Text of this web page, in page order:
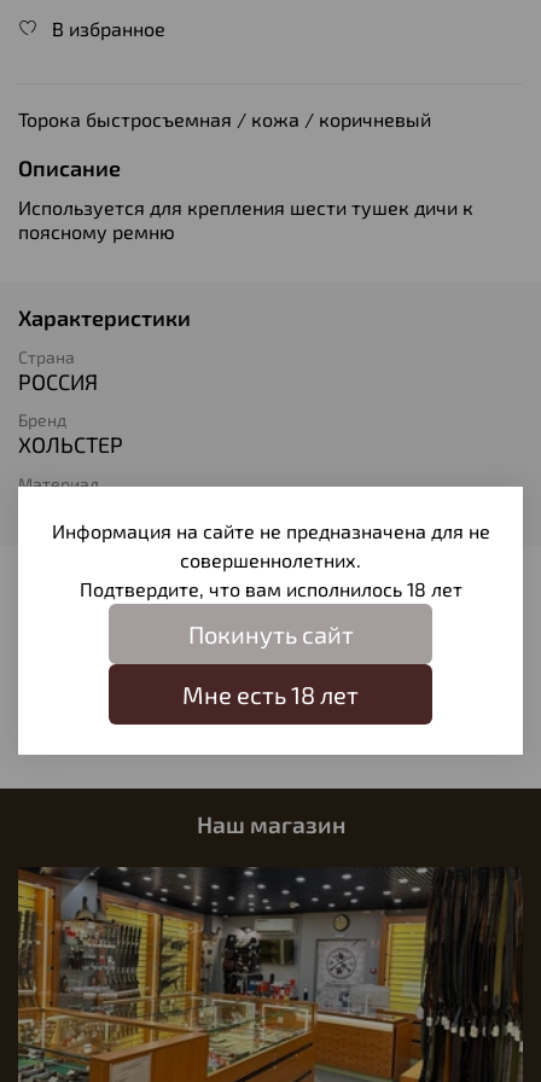
В избранное
Торока быстросъемная / кожа / коричневый
Описание
Используется для крепления шести тушек дичи к
поясному ремню
Характеристики
Страна
РОССИЯ
Бренд
ХОЛЬСТЕР
Материал
Отзывы
Отзывов еще никто не оставлял
Написать отзыв
Наш магазин
Информация на сайте не предназначена для не
совершеннолетних.
Подтвердите, что вам исполнилось 18 лет
Покинуть сайт
Мне есть 18 лет